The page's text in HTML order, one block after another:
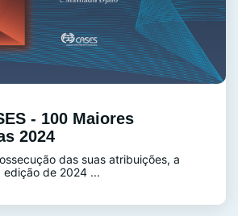
- 100 Maiores
2024
das suas atribuições, a
edição de 2024 ...